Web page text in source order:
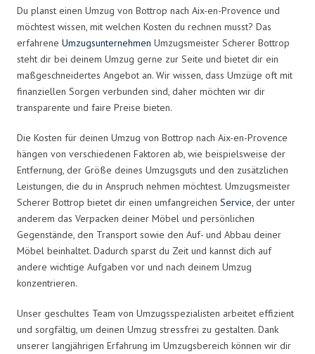
Du planst einen Umzug von Bottrop nach Aix-en-Provence und
möchtest wissen, mit welchen Kosten du rechnen musst? Das
erfahrene Umzugsunternehmen Umzugsmeister Scherer Bottrop
steht dir bei deinem Umzug gerne zur Seite und bietet dir ein
maßgeschneidertes Angebot an. Wir wissen, dass Umzüge oft mit
finanziellen Sorgen verbunden sind, daher möchten wir dir
transparente und faire Preise bieten.
Die Kosten für deinen Umzug von Bottrop nach Aix-en-Provence
hängen von verschiedenen Faktoren ab, wie beispielsweise der
Entfernung, der Größe deines Umzugsguts und den zusätzlichen
Leistungen, die du in Anspruch nehmen möchtest. Umzugsmeister
Scherer Bottrop bietet dir einen umfangreichen Service, der unter
anderem das Verpacken deiner Möbel und persönlichen
Gegenstände, den Transport sowie den Auf- und Abbau deiner
Möbel beinhaltet. Dadurch sparst du Zeit und kannst dich auf
andere wichtige Aufgaben vor und nach deinem Umzug
konzentrieren.
Unser geschultes Team von Umzugsspezialisten arbeitet effizient
und sorgfältig, um deinen Umzug stressfrei zu gestalten. Dank
unserer langjährigen Erfahrung im Umzugsbereich können wir dir